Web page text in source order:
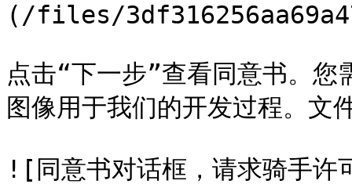
(/files/
点击“下一步”查看同意书。您
图像用于我们的开发过程
![同意书对话框，请求骑手